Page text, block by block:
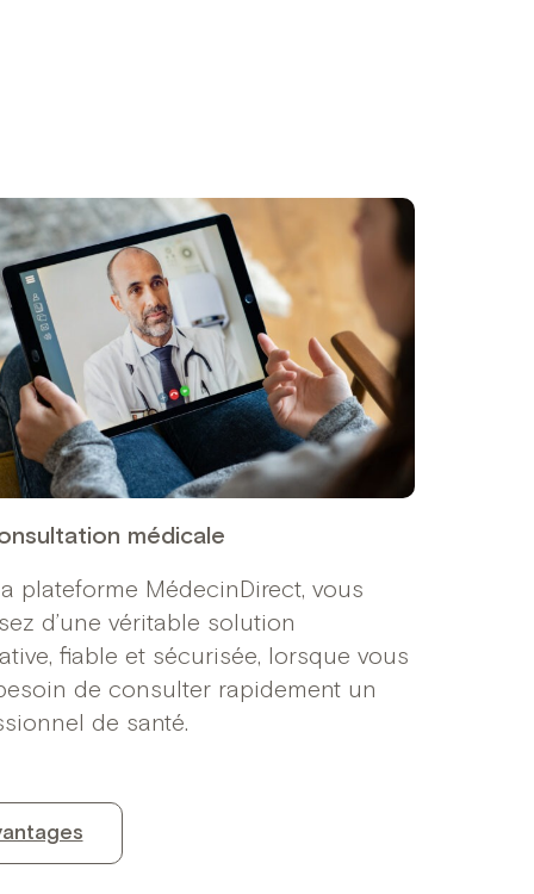
médicale
plateforme MédecinDirect, vous
d’une véritable solution
fiable et sécurisée, lorsque vous
de consulter rapidement un
de santé.